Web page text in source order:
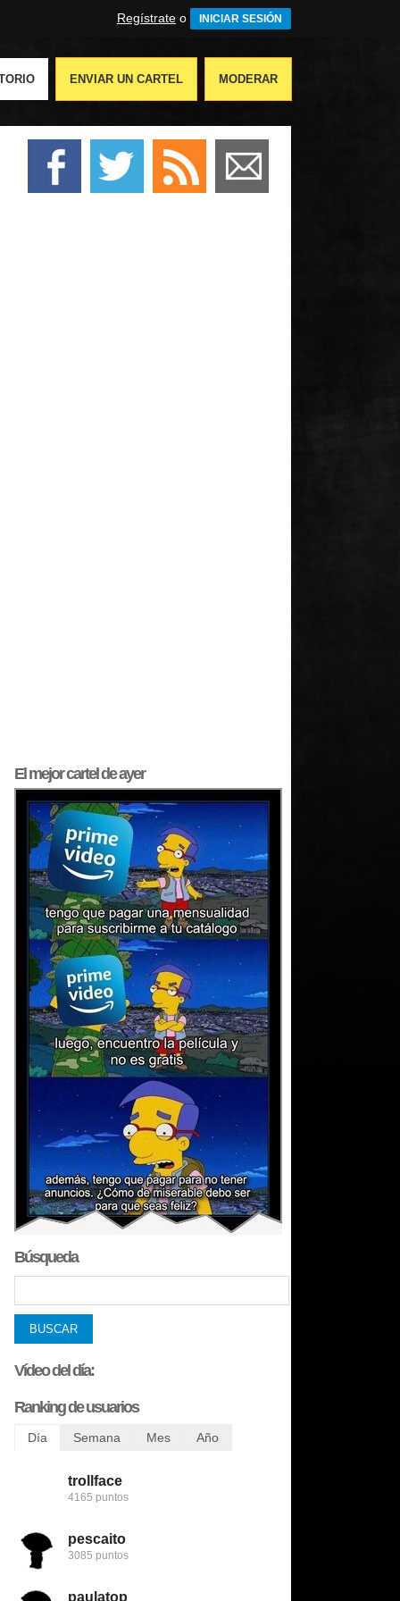
Regístrate o INICIAR SESIÓN
ENVIAR UN CARTEL MODERAR
El mejorcartel de ayer
Búsqueda
Vídeo del día:
Ranking de usuarios
Día
trollface
4165 puntos
pescaito
3085 puntos
paulatop
Semana
trollface
6456 puntos
123despasito
5345 puntos
mariettachesnut
Mes
bobobobs
8509 puntos
nomedigas
8422 puntos
trollface
Año
bobobobs
272731 puntos
flamenquin
240782 puntos
patatabrava